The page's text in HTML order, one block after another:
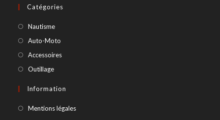
Catégories
Nautisme
Auto-Moto
Accessoires
Outillage
Information
Mentions légales